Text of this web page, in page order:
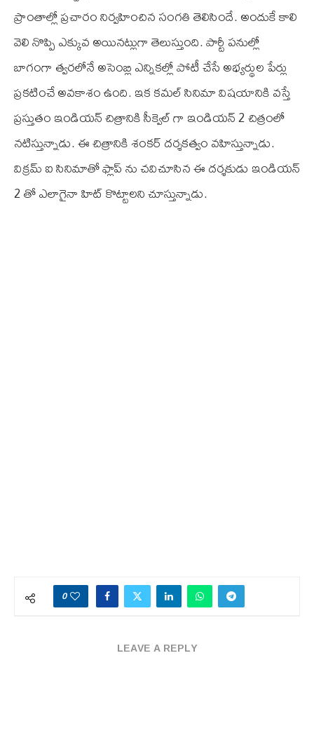
ప్రాంతాల్లో ప్రచారం నిర్వహించిన సంగతి తెలిసిందే. అందుకే కాలి
వెలి నొప్పి ఎక్కువ అయినట్లుగా తెలుస్తుంది. పార్టీ పనుల్లో
బాగంగా త్వరలోనే అసెంబ్లి ఎన్నికల్లో పోటీ చేసే అభ్యర్థుల పేర్లు
ప్రకటించే అవకాశం ఉంది. ఇక కమల్ సినిమా విషయానికి వస్తే
ప్రస్తుతం ఇండియన్ చిత్రానికి సీక్వెల్ గా ఇండియన్ 2 చిత్రంలో
నటిస్తున్నాడు. ఈ చిత్రానికి శంకర్ దర్శకత్వం వహిస్తున్నాడు.
విక్రమ్ ఐ సినిమాతో ఫ్లాప్ ను చవిచూసిన ఈ దర్శకుడు ఇండియన్
2 తో ఎలాగైనా హిట్ కొట్టాలని చూస్తున్నాడు.
0
LEAVE A REPLY